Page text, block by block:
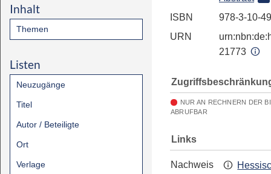
Inhalt
Themen
Listen
Neuzugänge
Titel
Autor / Beteiligte
Ort
Verlage
ISBN
978-3-10-
URN
21773
NUR AN RECHNERN DER
ABRUFBAR
Links
Nachweis